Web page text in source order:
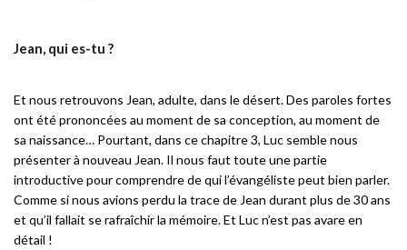
Jean, qui es-tu ?
Et nous retrouvons Jean, adulte, dans le désert. Des paroles fortes
ont été prononcées au moment de sa conception, au moment de
sa naissance… Pourtant, dans ce chapitre 3, Luc semble nous
présenter à nouveau Jean. Il nous faut toute une partie
introductive pour comprendre de qui l’évangéliste peut bien parler.
Comme si nous avions perdu la trace de Jean durant plus de 30 ans
et qu’il fallait se rafraîchir la mémoire. Et Luc n’est pas avare en
détail !